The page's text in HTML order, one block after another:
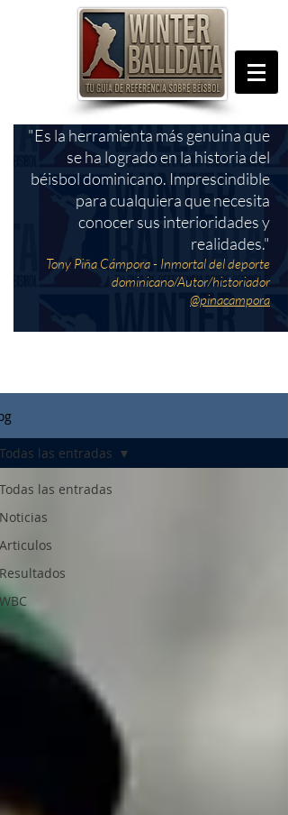
"Es la herramienta más genuina que
se ha logrado en la historia del
béisbol dominicano. Imprescindible
para cualquiera que necesita
conocer sus interioridades y
realidades."
Tony Piña Cámpora - Inmortal del deporte
dominicano/Autor/historiador
@pinacampora
Todas las entradas
Noticias
Articulos
Resultados
WBC
Todas las entradas